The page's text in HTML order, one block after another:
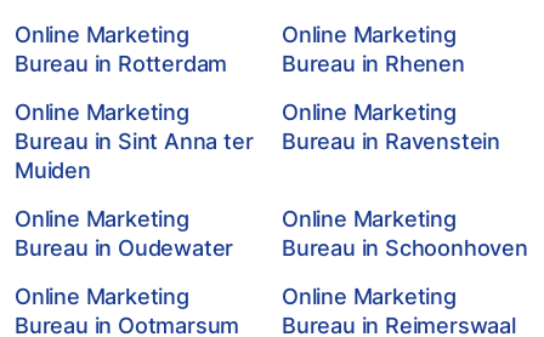
Online Marketing
Bureau in Rotterdam
Online Marketing
Bureau in Rhenen
Online Marketing
Bureau in Sint Anna ter
Muiden
Online Marketing
Bureau in Ravenstein
Online Marketing
Bureau in Oudewater
Online Marketing
Bureau in Schoonhoven
Online Marketing
Bureau in Ootmarsum
Online Marketing
Bureau in Reimerswaal